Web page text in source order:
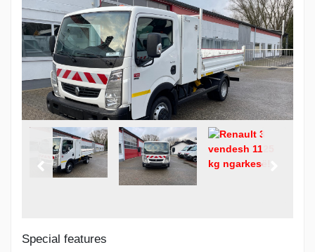
Special features